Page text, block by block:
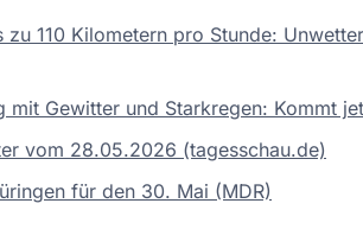
zu 110 Kilometern pro Stunde:
mit Gewitter und Starkregen: Kommt
vom 28.05.2026 (tagesschau.de)
für den 30. Mai (MDR)